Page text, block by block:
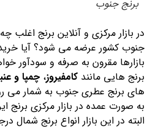
برنج جنوب
در بازار مرکزی و آنلاین برنج اغلب
جنوب کشور عرضه می شود؟ آیا
بازارها مقرون به صرفه و سودآور
برنج هایی مانندکامفیروز،چمپا و
های برنج عطری جنوب به شمار می
به صورت عمده در بازار مرکزی برنج
البته در این بازار انواع برنج شمال